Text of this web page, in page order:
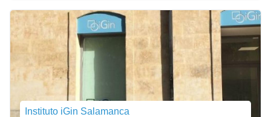
Instituto iGin Salamanca